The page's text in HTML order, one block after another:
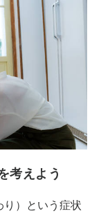
考えよう
り）という症状